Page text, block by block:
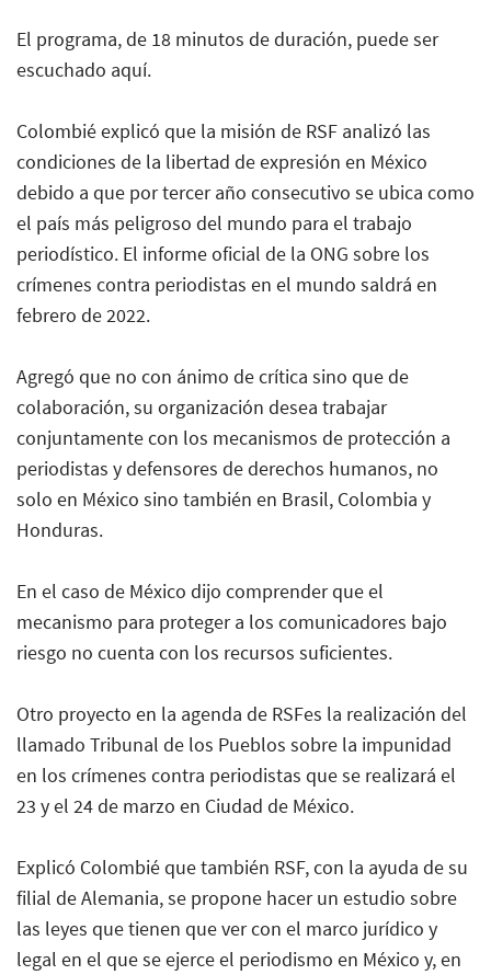
El programa, de 18 minutos de duración, puede ser
escuchado aquí.
Colombié explicó que la misión de RSF analizó las
condiciones de la libertad de expresión en México
debido a que por tercer año consecutivo se ubica como
el país más peligroso del mundo para el trabajo
periodístico. El informe oficial de la ONG sobre los
crímenes contra periodistas en el mundo saldrá en
febrero de 2022.
Agregó que no con ánimo de crítica sino que de
colaboración, su organización desea trabajar
conjuntamente con los mecanismos de protección a
periodistas y defensores de derechos humanos, no
solo en México sino también en Brasil, Colombia y
Honduras.
En el caso de México dijo comprender que el
mecanismo para proteger a los comunicadores bajo
riesgo no cuenta con los recursos suficientes.
Otro proyecto en la agenda de RSFes la realización del
llamado Tribunal de los Pueblos sobre la impunidad
en los crímenes contra periodistas que se realizará el
23 y el 24 de marzo en Ciudad de México.
Explicó Colombié que también RSF, con la ayuda de su
filial de Alemania, se propone hacer un estudio sobre
las leyes que tienen que ver con el marco jurídico y
legal en el que se ejerce el periodismo en México y, en